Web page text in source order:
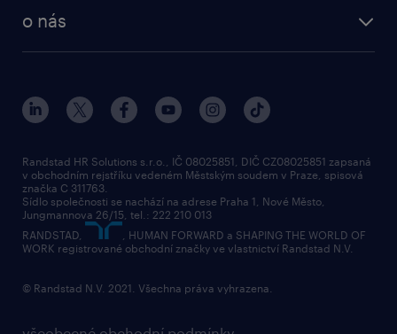
o nás
Randstad HR Solutions s.r.o., IČ 08025851, DIČ CZ08025851 zapsaná
v obchodním rejstříku vedeném Městským soudem v Praze, spisová
značka C 311763.
Sídlo společnosti se nachází na adrese Praha 1, Nové Město,
Jungmannova 26/15, tel.: 222 210 013
RANDSTAD,
, HUMAN FORWARD a SHAPING THE WORLD OF
WORK registrované obchodní značky ve vlastnictví Randstad N.V.
© Randstad N.V. 2021. Všechna práva vyhrazena.